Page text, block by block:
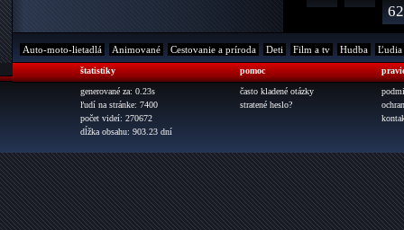
Auto-moto-lietadlá Animované Cestovanie a príroda Deti Film a tv Hudba Ľudia
štatistiky
generované za: 0.23s
ľudí na stránke: 7400
počet videí: 270672
dĺžka obsahu: 903.23 dní
pomoc
často kladené otázky
stratené heslo?